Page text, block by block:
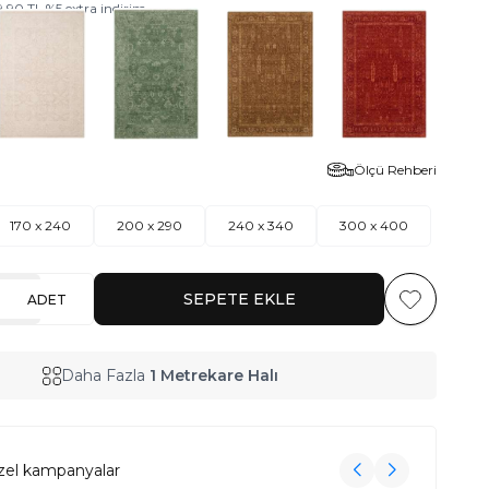
TL%5extra indirim
Ölçü Rehberi
170 x 240 200 x 290 240 x 340 300 x 400
ADET SEPETE EKLE Favoriye
Daha Fazla 1 Metrekare Halı
kampanyalar